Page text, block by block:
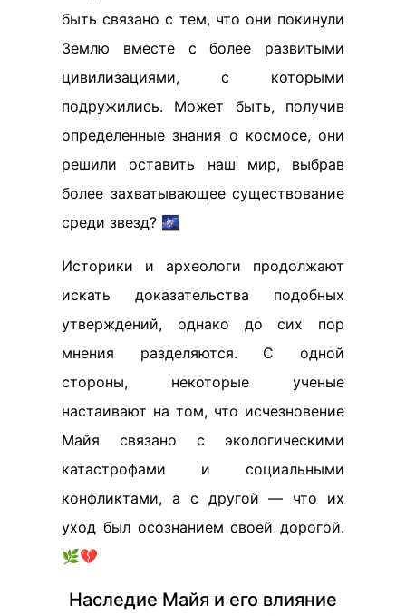
быть связано с тем, что они покинули
Землю вместе с более развитыми
цивилизациями, с которыми
подружились. Может быть, получив
определенные знания о космосе, они
решили оставить наш мир, выбрав
более захватывающее существование
среди звезд? 🌌
Историки и археологи продолжают
искать доказательства подобных
утверждений, однако до сих пор
мнения разделяются. С одной
стороны, некоторые ученые
настаивают на том, что исчезновение
Майя связано с экологическими
катастрофами и социальными
конфликтами, а с другой — что их
уход был осознанием своей дорогой.
🌿💔
Наследие Майя и его влияние